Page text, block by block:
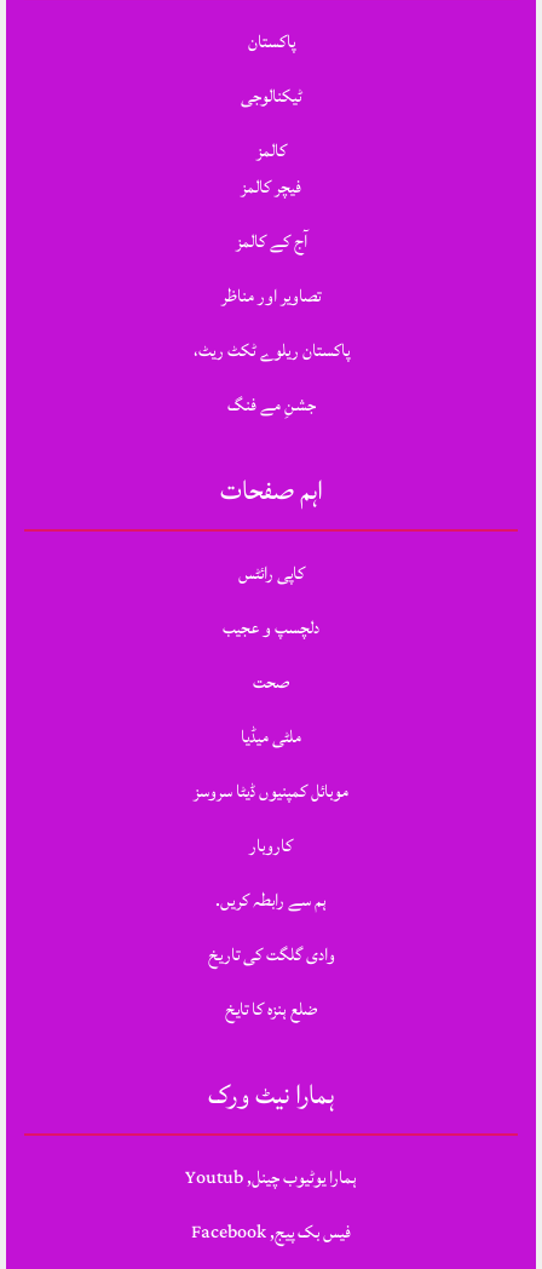
پاکستان
ٹیکنالوجی
کالمز
فیچر کالمز
آج کے کالمز
تصاویر اور مناظر
پاکستان ریلوے ٹکٹ ریٹ،
جشنِ مے فنگ
اہم صفحات
کاپی رائٹس
دلچسپ و عجیب
صحت
ملٹی میڈیا
موبائل کمپنیوں ڈیٹا سروسز
کاروبار
ہم سے رابطہ کریں.
وادی گلگت کی تاریخ
ضلع ہنزہ کا تایخ
ہمارا نیٹ ورک
ہمارا یوٹیوب چینل, Youtub
فیس بک پیج, Facebook